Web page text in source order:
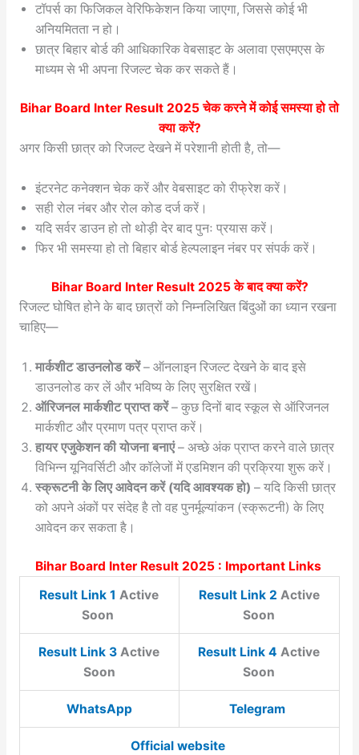
टॉपर्स का फिजिकल वेरिफिकेशन किया जाएगा, जिससे कोई भी
अनियमितता न हो।
छात्र बिहार बोर्ड की आधिकारिक वेबसाइट के अलावा एसएमएस के
माध्यम से भी अपना रिजल्ट चेक कर सकते हैं।
Bihar Board Inter Result 2025चेक करने में कोई समस्या हो तो
क्या करें?
अगर किसी छात्र को रिजल्ट देखने में परेशानी होती है, तो—
इंटरनेट कनेक्शन चेक करें और वेबसाइट को रीफ्रेश करें।
सही रोल नंबर और रोल कोड दर्ज करें।
यदि सर्वर डाउन हो तो थोड़ी देर बाद पुनः प्रयास करें।
फिर भी समस्या हो तो बिहार बोर्ड हेल्पलाइन नंबर पर संपर्क करें।
Bihar Board Inter Result 2025के बाद क्या करें?
रिजल्ट घोषित होने के बाद छात्रों को निम्नलिखित बिंदुओं का ध्यान रखना
चाहिए—
मार्कशीट डाउनलोड करें– ऑनलाइन रिजल्ट देखने के बाद इसे
डाउनलोड कर लें और भविष्य के लिए सुरक्षित रखें।
ऑरिजनल मार्कशीट प्राप्त करें– कुछ दिनों बाद स्कूल से ऑरिजनल
मार्कशीट और प्रमाण पत्र प्राप्त करें।
हायर एजुकेशन की योजना बनाएं– अच्छे अंक प्राप्त करने वाले छात्र
विभिन्न यूनिवर्सिटी और कॉलेजों में एडमिशन की प्रक्रिया शुरू करें।
स्क्रूटनी के लिए आवेदन करें (यदि आवश्यक हो) – यदि किसी छात्र
को अपने अंकों पर संदेह है तो वह पुनर्मूल्यांकन (स्क्रूटनी) के लिए
आवेदन कर सकता है।
Bihar Board Inter Result 2025 : Important Links
Result Link 1 Active
Soon
Result Link 2 Active
Soon
Result Link 3 Active
Soon
Result Link 4 Active
Soon
WhatsApp Telegram
Official website